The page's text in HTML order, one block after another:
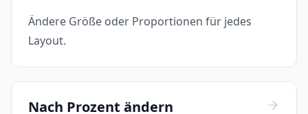
Ändere Größe oder Proportionen für jedes
Layout.
Nach Prozent ändern